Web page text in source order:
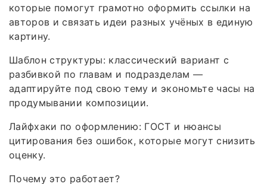
которые помогут грамотно оформить ссылки на
авторов и связать идеи разных учёных в единую
картину.
Шаблон структуры: классический вариант с
разбивкой по главам и подразделам —
адаптируйте под свою тему и экономьте часы на
продумывании композиции.
Лайфхаки по оформлению: ГОСТ и нюансы
цитирования без ошибок, которые могут снизить
оценку.
Почему это работает?